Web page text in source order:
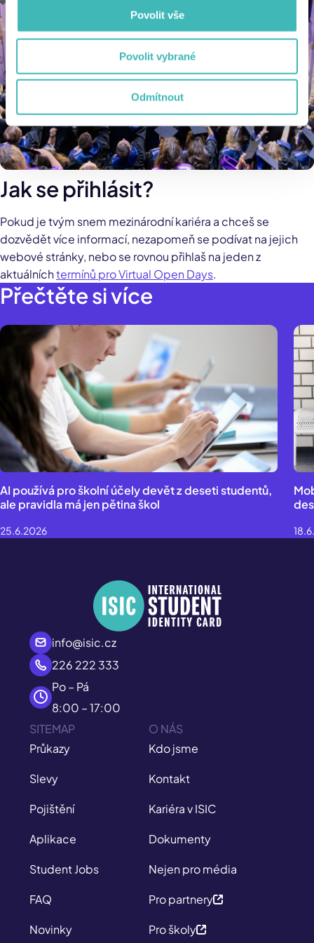
Povolit vše
Povolit vybrané
Odmítnout
Jak se přihlásit?
Pokud je tvým snem mezinárodní kariéra a chceš se
dozvědět více informací, nezapomeň se podívat na jejich
webové stránky, nebo se rovnou přihlaš na jeden z
aktuálníchtermínů pro Virtual Open Days.
Přečtěte si více
AI používá pro školní účely devět z deseti studentů,
ale pravidla má jen pětina škol
25.6.2026
info@isic.cz
226 222 333
Po – Pá
8:00 – 17:00
SITEMAP
Průkazy
Slevy
Pojištění
Aplikace
Student Jobs
FAQ
Novinky
O NÁS
Kdo jsme
Kontakt
Kariéra v ISIC
Dokumenty
Nejen pro média
Pro partnery
Pro školy